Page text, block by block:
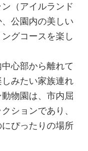
（アイルランド
公園内の美しい
グコースを楽し
心部から離れて
みたい家族連れ
物園は、市内屈
ションであり、
ぴったりの場所